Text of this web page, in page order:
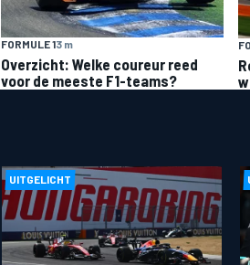
FORMULE 13 m
Overzicht: Welke coureur reed
voor de meeste F1-teams?
UITGELICHT